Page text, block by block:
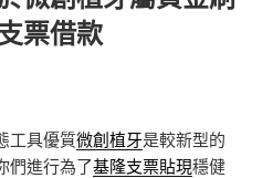
票借款
工具優質微創植牙是較新型的
們進行為了基隆支票貼現穩健